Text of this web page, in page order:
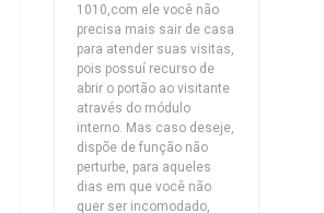
1010,com ele você não
precisa mais sair de casa
para atender suas visitas,
pois possuí recurso de
abrir o portão ao visitante
através do módulo
interno. Mas caso deseje,
dispõe de função não
perturbe, para aqueles
dias em que você não
quer ser incomodado,